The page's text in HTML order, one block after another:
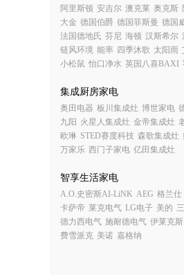
阿里斯顿 安吉尔 澳克莱 奥克斯
大金 德国伯爵 德国菲斯曼 德国
法国德地氏 芬尼 海顿 汉斯希尔
链风环境 能率 四季沐歌 太阳雨
小松鼠 怡口净水 英国八喜BAXI
集成厨房家电
奥田电器 板川集成灶 博世家电
九阳 火星人集成灶 金帝集成灶
欧琳 STED赛度科技 森歌集成灶
万家乐 西门子家电 亿田集成灶
智享生活家电
A.O.史密斯AI-LiNK AEG 格兰仕
卡萨帝 莱克电气 LG电子 美的
德力西电气 施耐德电气 伊莱克斯
费雪派克 美诺 嘉格纳